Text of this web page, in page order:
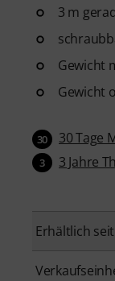
3 m
Gewicht
Gewicht
30 30 Tage
3 3 Jahre
Erhältlich seit